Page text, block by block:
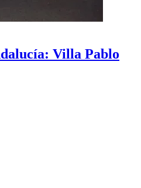
Villa Pablo